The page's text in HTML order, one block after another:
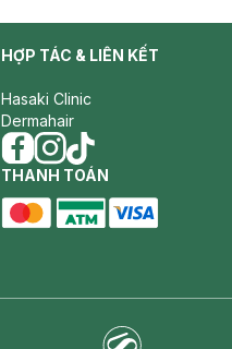
HỢP TÁC & LIÊN KẾT
Hasaki Clinic
Dermahair
facebook
instagram
tiktok
THANH TOÁN